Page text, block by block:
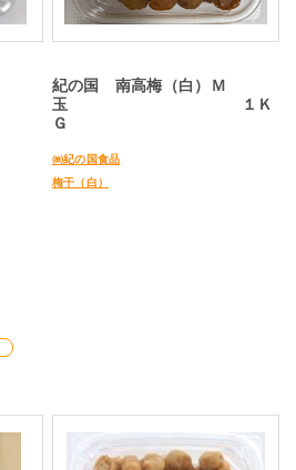
紀の国 南高梅（白）Ｍ
玉 １Ｋ
Ｇ
㈱紀の国食品
梅干（白）